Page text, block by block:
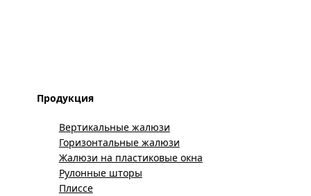
Продукция
Вертикальные жалюзи
Горизонтальные жалюзи
Жалюзи на пластиковые окна
Рулонные шторы
Плиссе